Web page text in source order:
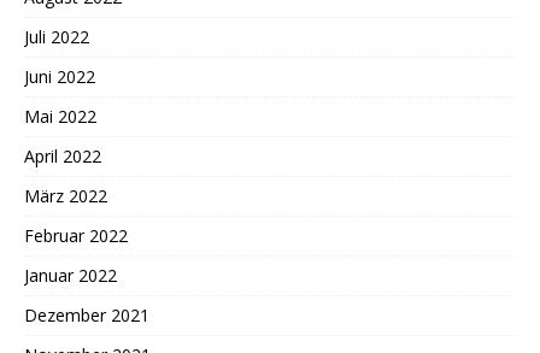
Juli 2022
Juni 2022
Mai 2022
April 2022
März 2022
Februar 2022
Januar 2022
Dezember 2021